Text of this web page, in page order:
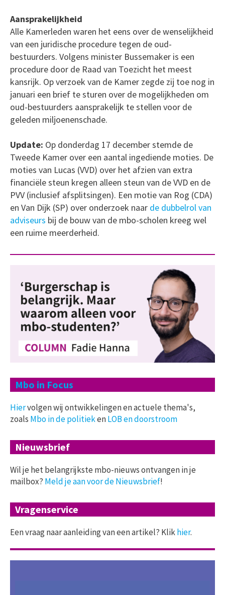
Aansprakelijkheid
Alle Kamerleden waren het eens over de wenselijkheid
van een juridische procedure tegen de oud-
bestuurders. Volgens minister Bussemaker is een
procedure door de Raad van Toezicht het meest
kansrijk. Op verzoek van de Kamer zegde zij toe nog in
januari een brief te sturen over de mogelijkheden om
oud-bestuurders aansprakelijk te stellen voor de
geleden miljoenenschade.
Update: Op donderdag 17 december stemde de
Tweede Kamer over een aantal ingediende moties. De
moties van Lucas (VVD) over het afzien van extra
financiële steun kregen alleen steun van de VVD en de
PVV (inclusief afsplitsingen). Een motie van Rog (CDA)
en Van Dijk (SP) over onderzoek naar de dubbelrol van
adviseurs bij de bouw van de mbo-scholen kreeg wel
een ruime meerderheid.
Mbo in Focus
Hiervolgen wij ontwikkelingen en actuele thema's,
zoals Mbo in de politiekenLOB en doorstroom
Nieuwsbrief
Wil je het belangrijkste mbo-nieuws ontvangen in je
mailbox? Meld je aan voor de Nieuwsbrief!
Vragenservice
Een vraag naar aanleiding van een artikel? Klikhier.